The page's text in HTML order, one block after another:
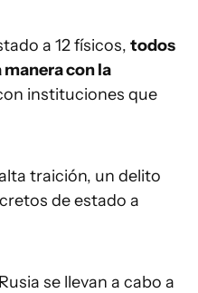
a 12 físicos, todos
con la
instituciones que
traición, un delito
de estado a
se llevan a cabo a